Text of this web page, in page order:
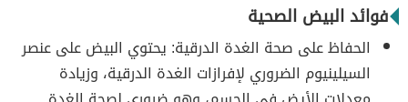
فوائد البيض الصحية
الحفاظ على صحة الغدة الدرقية: يحتوي البيض على عنصر
السيلينيوم الضروري لإفرازات الغدة الدرقية، وزيادة